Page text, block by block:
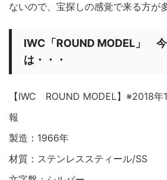
ないので、宝探しの感覚で来る方
IWC「ROUND MODEL」
は・・・
【IWC ROUND MODEL】※2018年
報
製造：1966年
材質：ステンレススティール/SS